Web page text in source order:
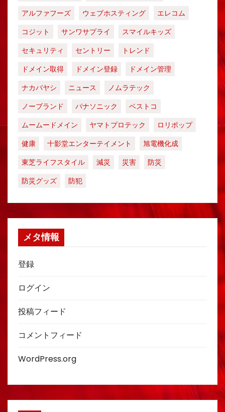
アルファフーズ
ウェブホスティング
エレコム
コジット
サンワサプライ
スマイルキッズ
セキュリティ
セントリー
トレンド
ドメイン取得
ドメイン登録
ドメイン管理
ナカバヤシ
ニュース
ノムラテック
ノーブランド
パナソニック
ベストコ
ムームードメイン
ヤマトプロテック
ロリポップ
健康
十影堂エンターテイメント
旭電機化成
東芝ライフスタイル
減災 災害
防災
防災グッズ
防犯
メタ情報
登録
ログイン
投稿フィード
コメントフィード
WordPress.org